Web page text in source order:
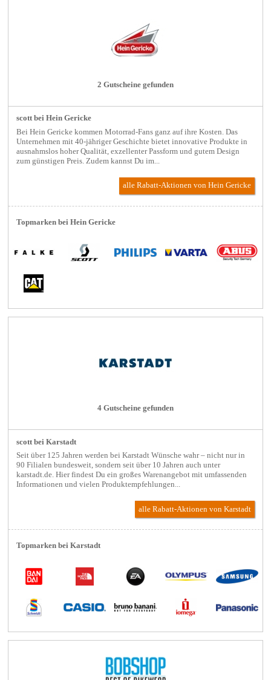
2 Gutscheine gefunden
scott bei Hein Gericke
Bei Hein Gericke kommen Motorrad-Fans ganz auf ihre Kosten. Das
Unternehmen mit 40-jähriger Geschichte bietet innovative Produkte in
ausnahmslos hoher Qualität, exzellenter Passform und gutem Design
zum günstigen Preis. Zudem kannst Du im...
alle Rabatt-Aktionenvon Hein Gericke
Topmarken bei Hein Gericke
4 Gutscheine gefunden
scott bei Karstadt
Seit über 125 Jahren werden bei Karstadt Wünsche wahr – nicht nur in
90 Filialen bundesweit, sondern seit über 10 Jahren auch unter
karstadt.de. Hier findest Du ein großes Warenangebot mit umfassenden
Informationen und vielen Produktempfehlungen...
alle Rabatt-Aktionenvon Karstadt
Topmarken bei Karstadt